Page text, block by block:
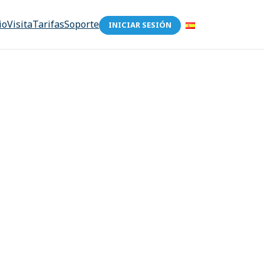
VisitaTarifasSoporte INICIAR SESIÓN